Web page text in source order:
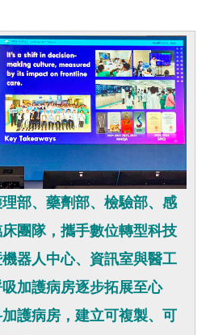
部、藥劑部、檢驗部、感
團隊，攜手數位轉型科技
器人中心、資訊室與醫工
加護病房逐步拓展至心
護病房，建立可複製、可